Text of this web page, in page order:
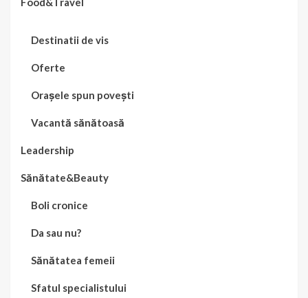
Destinatii de vis
Oferte
Orașele spun povești
Vacantă sănătoasă
Leadership
Sănătate&Beauty
Boli cronice
Da sau nu?
Sănătatea femeii
Sfatul specialistului